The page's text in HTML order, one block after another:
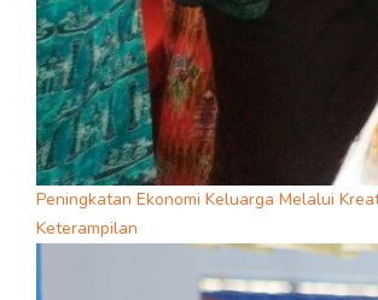
Peningkatan Ekonomi Keluarga Melalui
Keterampilan